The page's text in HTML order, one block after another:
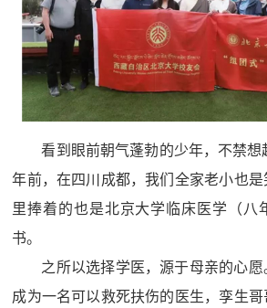
看到眼前朝气蓬勃的少年，不禁
年前，在四川成都，我们全家老小也
里捧着的也是北京大学临床医学（八
书。
之所以选择学医，源于母亲的心
成为一名可以救死扶伤的医生，孪生